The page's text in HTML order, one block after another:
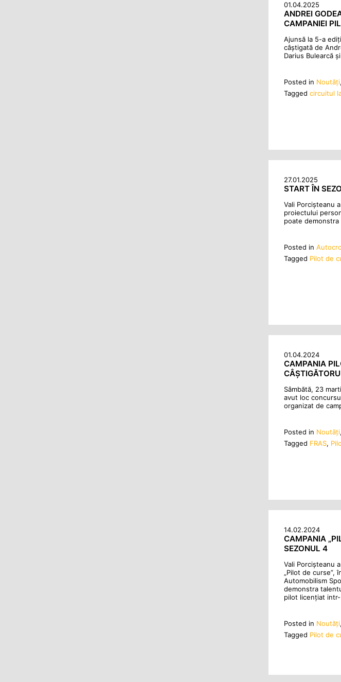
01.04.2025
ANDREI
CAMPANIEI
Ajunsă la 5-a
câștigată de
Darius Bulearcă
Posted in Noutăţi,
Tagged circuitul
27.01.2025
START ÎN
Vali Porcișteanu
proiectului
poate
Posted in
Tagged Pilot de
01.04.2024
CAMPANIA
Sâmbătă, 23
avut loc
organizat de
Posted in Noutăţi,
Tagged FRAS,
14.02.2024
CAMPANIA
SEZONUL 4
Vali Porcișteanu
„Pilot de curse”,
Automobilism
demonstra
pilot licențiat
Posted in Noutăţi,
Tagged Pilot de